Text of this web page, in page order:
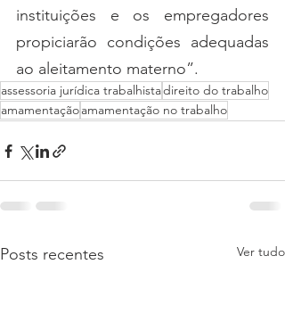
instituições e os empregadores
propiciarão condições adequadas
ao aleitamento materno”.
assessoria jurídica trabalhistadireito do trabalho
amamentaçãoamamentação no trabalho
Posts recentes Ver tudo